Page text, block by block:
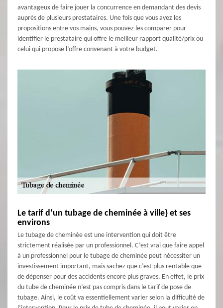
avantageux de faire jouer la concurrence en demandant des devis
auprès de plusieurs prestataires. Une fois que vous avez les
propositions entre vos mains, vous pouvez les comparer pour
identifier le prestataire qui offre le meilleur rapport qualité/prix ou
celui qui propose l’offre convenant à votre budget.
Le tarif d’un tubage de cheminée à ville} et ses
environs
Le tubage de cheminée est une intervention qui doit être
strictement réalisée par un professionnel. C’est vrai que faire appel
à un professionnel pour le tubage de cheminée peut nécessiter un
investissement important, mais sachez que c’est plus rentable que
de dépenser pour des accidents encore plus graves. En effet, le prix
du tube de cheminée n’est pas compris dans le tarif de pose de
tubage. Ainsi, le coût va essentiellement varier selon la difficulté de